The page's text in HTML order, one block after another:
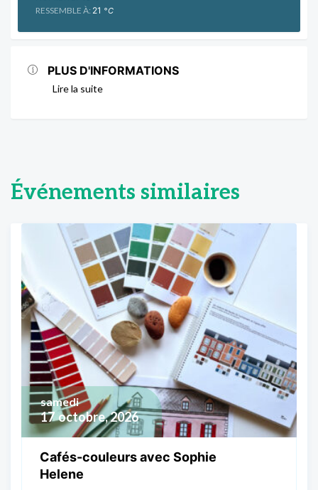
RESSEMBLE À: 21 °C
PLUS D'INFORMATIONS
Lire la suite
Événements similaires
17 octobre, 2026
samedi
Cafés-couleurs avec Sophie
Helene